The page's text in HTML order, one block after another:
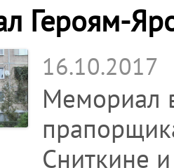
Героям-
16.10.2017
Мемориал
Сниткине